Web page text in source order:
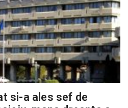
si-a ales sef de